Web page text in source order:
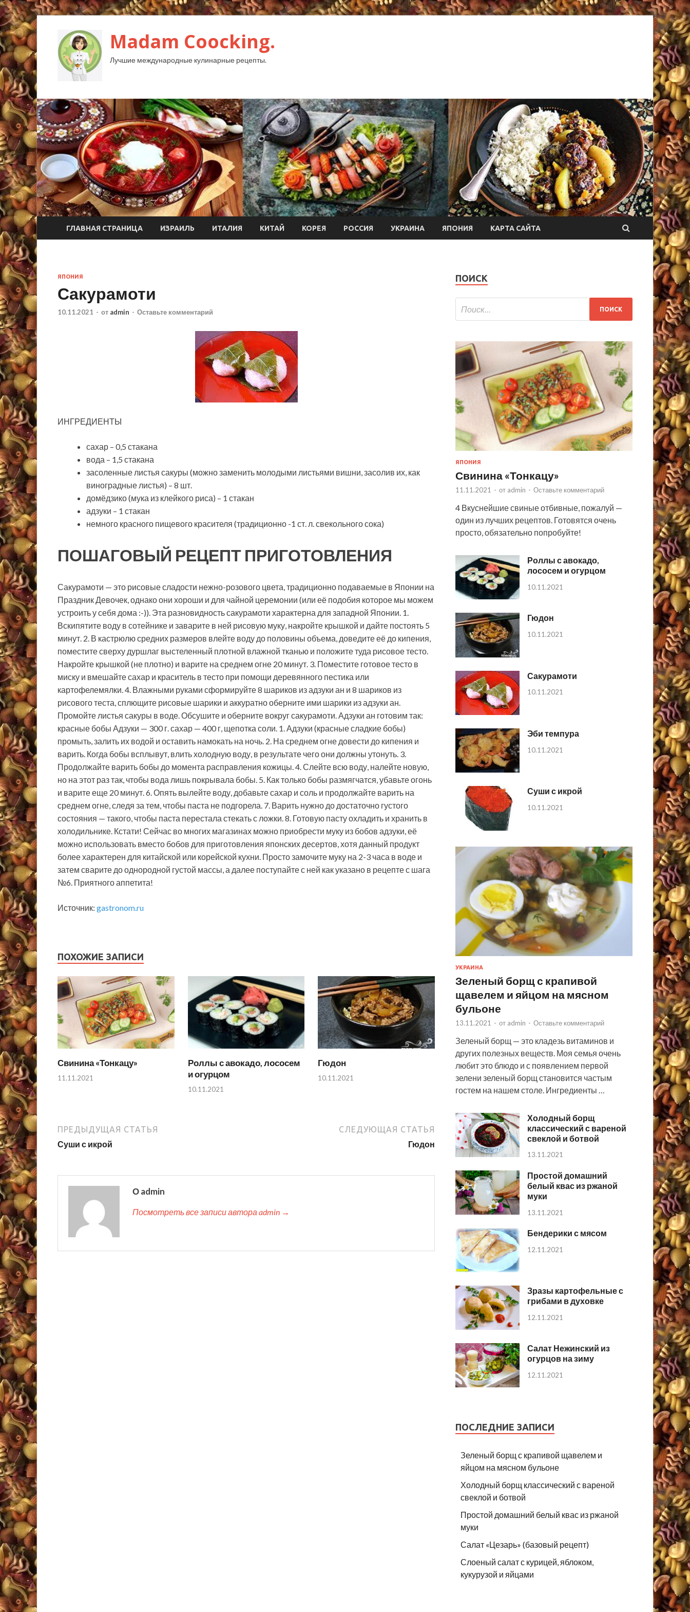
Madam Coocking.
Лучшие международные кулинарные рецепты.
ГЛАВНАЯ СТРАНИЦА ИЗРАИЛЬ ИТАЛИЯ КИТАЙ КОРЕЯ РОССИЯ УКРАИНА ЯПОНИЯ КАРТА САЙТА
ЯПОНИЯ
Сакурамоти
10.11.2021 - от admin - Оставьте комментарий
ИНГРЕДИЕНТЫ
сахар – 0,5 стакана
вода – 1,5 стакана
засоленные листья сакуры (можно заменить молодыми листьями вишни, засолив их, как
виноградные листья) – 8 шт.
домёдзико (мука из клейкого риса) – 1 стакан
адзуки – 1 стакан
немного красного пищевого красителя (традиционно -1 ст. л. свекольного сока)
ПОШАГОВЫЙ РЕЦЕПТ ПРИГОТОВЛЕНИЯ
Сакурамоти — это рисовые сладости нежно-розового цвета, традиционно подаваемые в Японии на
Праздник Девочек, однако они хороши и для чайной церемонии (или её подобия которое мы можем
устроить у себя дома :-)). Эта разновидность сакурамоти характерна для западной Японии. 1.
Вскипятите воду в сотейнике и заварите в ней рисовую муку, накройте крышкой и дайте постоять 5
минут. 2. В кастрюлю средних размеров влейте воду до половины объема, доведите её до кипения,
поместите сверху дуршлаг выстеленный плотной влажной тканью и положите туда рисовое тесто.
Накройте крышкой (не плотно) и варите на среднем огне 20 минут. 3. Поместите готовое тесто в
миску и вмешайте сахар и краситель в тесто при помощи деревянного пестика или
картофелемялки. 4. Влажными руками сформируйте 8 шариков из адзуки ан и 8 шариков из
рисового теста, сплющите рисовые шарики и аккуратно оберните ими шарики из адзуки ан.
Промойте листья сакуры в воде. Обсушите и оберните вокруг сакурамоти. Адзуки ан готовим так:
красные бобы Адзуки — 300 г. сахар — 400 г, щепотка соли. 1. Адзуки (красные сладкие бобы)
промыть, залить их водой и оставить намокать на ночь. 2. На среднем огне довести до кипения и
варить. Когда бобы всплывут, влить холодную воду, в результате чего они должны утонуть. 3.
Продолжайте варить бобы до момента расправления кожицы. 4. Слейте всю воду, налейте новую,
но на этот раз так, чтобы вода лишь покрывала бобы. 5. Как только бобы размягчатся, убавьте огонь
и варите еще 20 минут. 6. Опять вылейте воду, добавьте сахар и соль и продолжайте варить на
среднем огне, следя за тем, чтобы паста не подгорела. 7. Варить нужно до достаточно густого
состояния — такого, чтобы паста перестала стекать с ложки. 8. Готовую пасту охладить и хранить в
холодильнике. Кстати! Сейчас во многих магазинах можно приобрести муку из бобов адзуки, её
можно использовать вместо бобов для приготовления японских десертов, хотя данный продукт
более характерен для китайской или корейской кухни. Просто замочите муку на 2-3 часа в воде и
затем сварите до однородной густой массы, а далее поступайте с ней как указано в рецепте с шага
№6. Приятного аппетита!
Источник: gastronom.ru
ПОХОЖИЕ ЗАПИСИ
Свинина «Тонкацу»
11.11.2021
Роллы с авокадо, лососем
и огурцом
10.11.2021
Гюдон
10.11.2021
ПРЕДЫДУЩАЯ СТАТЬЯ
Суши с икрой
СЛЕДУЮЩАЯ СТАТЬЯ
Гюдон
О admin
Посмотреть все записи автора admin →
ПОИСК
ЯПОНИЯ
Свинина «Тонкацу»
11.11.2021 - от admin - Оставьте комментарий
4 Вкуснейшие свиные отбивные, пожалуй —
один из лучших рецептов. Готовятся очень
просто, обязательно попробуйте!
Роллы с авокадо,
лососем и огурцом
10.11.2021
Гюдон
10.11.2021
Сакурамоти
10.11.2021
Эби темпура
10.11.2021
Суши с икрой
10.11.2021
УКРАИНА
Зеленый борщ с крапивой
щавелем и яйцом на мясном
бульоне
13.11.2021 - от admin - Оставьте комментарий
Зеленый борщ — это кладезь витаминов и
других полезных веществ. Моя семья очень
любит это блюдо и с появлением первой
зелени зеленый борщ становится частым
гостем на нашем столе. Ингредиенты …
Холодный борщ
классический с вареной
свеклой и ботвой
13.11.2021
Простой домашний
белый квас из ржаной
муки
13.11.2021
Бендерики с мясом
12.11.2021
Зразы картофельные с
грибами в духовке
12.11.2021
Салат Нежинский из
огурцов на зиму
12.11.2021
ПОСЛЕДНИЕ ЗАПИСИ
Зеленый борщ с крапивой щавелем и
яйцом на мясном бульоне
Холодный борщ классический с вареной
свеклой и ботвой
Простой домашний белый квас из ржаной
муки
Салат «Цезарь» (базовый рецепт)
Слоеный салат с курицей, яблоком,
кукурузой и яйцами